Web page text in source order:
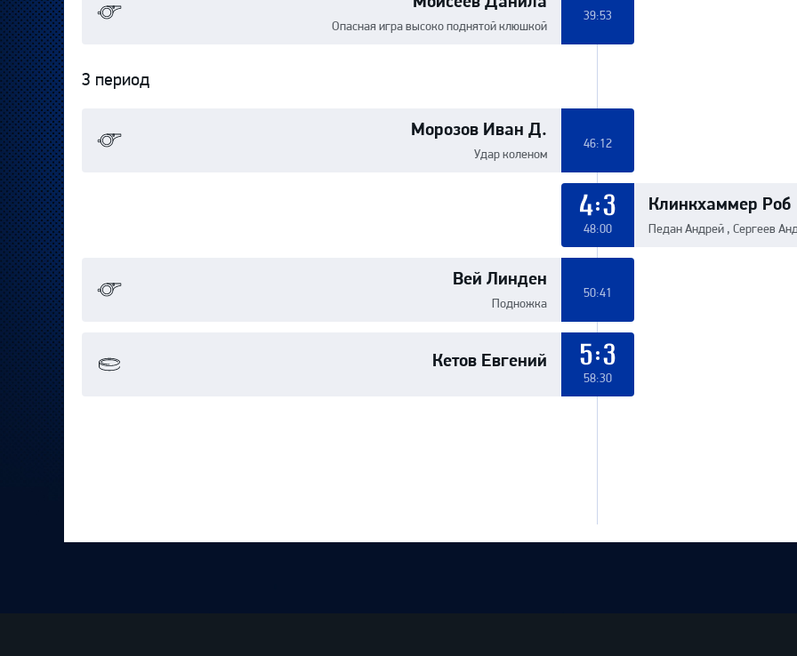
Опасная игра высоко поднятой клюшкой
39:53
3 период
Морозов Иван Д.
Удар коленом
46:12
Клинкхаммер Роб
Педан Андрей , Сергеев
4:3
48:00
Вей Линден
Подножка
50:41
Кетов Евгений 5:3
58:30